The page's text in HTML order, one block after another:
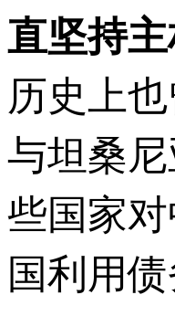
直坚持
历史上
与坦桑
些国家
国利用